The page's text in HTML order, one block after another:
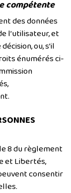
compétente
des données
l’utilisateur, et
ou, s’il
énumérés ci-
8 du règlement
et Libertés,
consentir